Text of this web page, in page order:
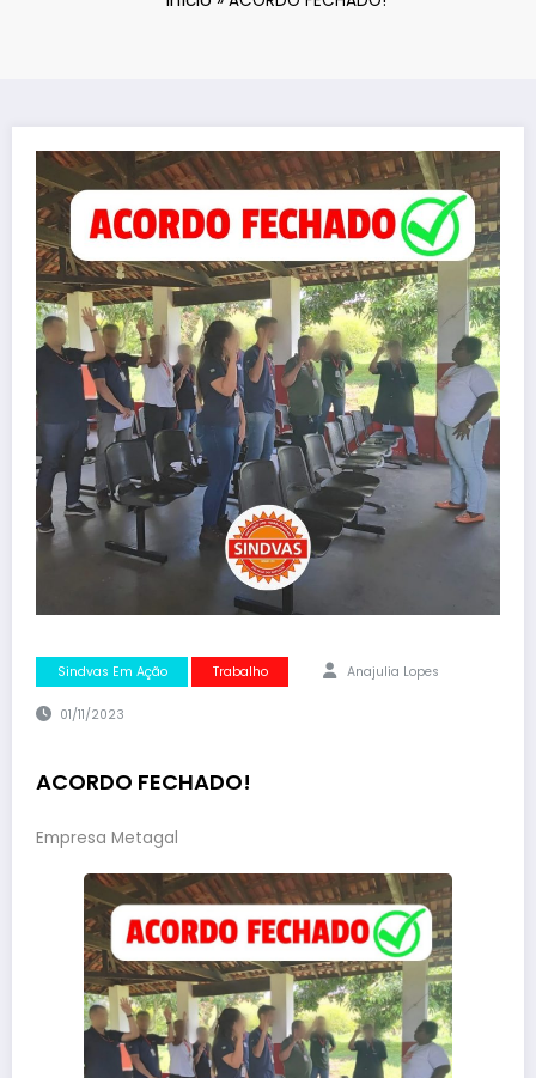
Sindvas Em Ação Trabalho Anajulia Lopes
01/11/2023
ACORDO FECHADO!
Empresa Metagal